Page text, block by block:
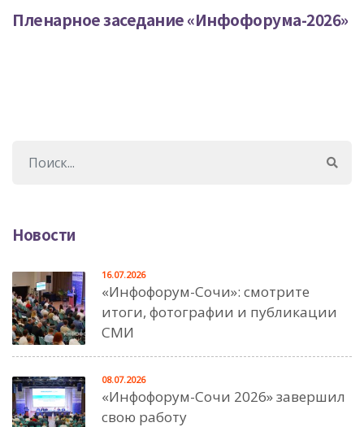
Пленарное заседание «Инфофорума-2026»
Новости
«Инфофорум-Сочи»: смотрите
итоги, фотографии и публикации
СМИ
16.07.2026
«Инфофорум-Сочи 2026» завершил
свою работу
08.07.2026